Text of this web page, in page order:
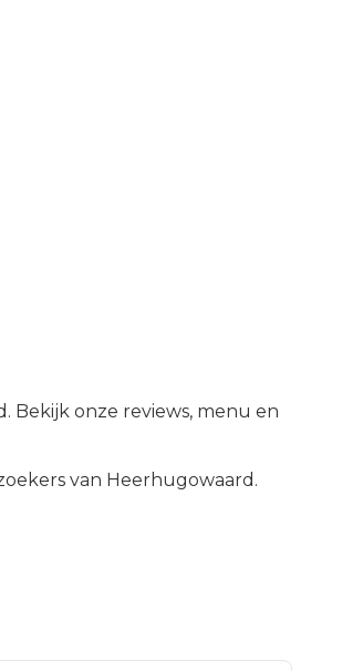
Bekijk onze reviews, menu en
van Heerhugowaard .